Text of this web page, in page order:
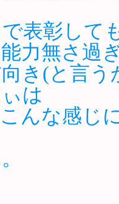
表彰して
力無さ過
き(と言
は
こんな感じ